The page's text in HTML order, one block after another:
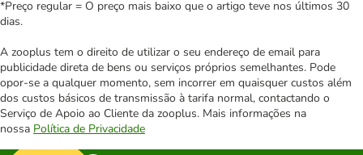
*Preço regular = O preço mais baixo que o artigo teve nos últimos 30
dias.
A zooplus tem o direito de utilizar o seu endereço de email para
publicidade direta de bens ou serviços próprios semelhantes. Pode
opor-se a qualquer momento, sem incorrer em quaisquer custos além
dos custos básicos de transmissão à tarifa normal, contactando o
Serviço de Apoio ao Cliente da zooplus. Mais informações na
nossa Política de Privacidade